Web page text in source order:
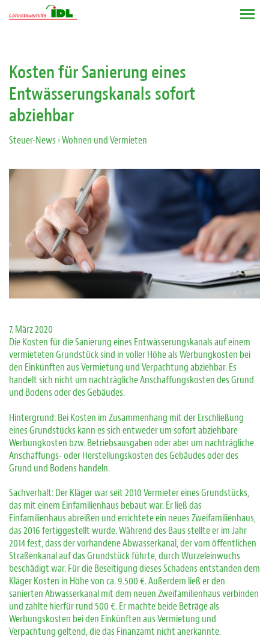
Kosten für Sanierung eines
Entwässerungskanals sofort
abziehbar
Steuer-News › Wohnen und Vermieten
7. März 2020
Die Kosten für die Sanierung eines Entwässerungskanals auf einem
vermieteten Grundstück sind in voller Höhe als Werbungkosten bei
den Einkünften aus Vermietung und Verpachtung abziehbar. Es
handelt sich nicht um nachträgliche Anschaffungskosten des Grund
und Bodens oder des Gebäudes.
Hintergrund: Bei Kosten im Zusammenhang mit der Erschließung
eines Grundstücks kann es sich entweder um sofort abziehbare
Werbungkosten bzw. Betriebsausgaben oder aber um nachträgliche
Anschaffungs- oder Herstellungskosten des Gebäudes oder des
Grund und Bodens handeln.
Sachverhalt: Der Kläger war seit 2010 Vermieter eines Grundstücks,
das mit einem Einfamilienhaus bebaut war. Er ließ das
Einfamilienhaus abreißen und errichtete ein neues Zweifamilienhaus,
das 2016 fertiggestellt wurde. Während des Baus stellte er im Jahr
2014 fest, dass der vorhandene Abwasserkanal, der vom öffentlichen
Straßenkanal auf das Grundstück führte, durch Wurzeleinwuchs
beschädigt war. Für die Beseitigung dieses Schadens entstanden dem
Kläger Kosten in Höhe von ca. 9.500 €. Außerdem ließ er den
sanierten Abwasserkanal mit dem neuen Zweifamilienhaus verbinden
und zahlte hierfür rund 500 €. Er machte beide Beträge als
Werbungskosten bei den Einkünften aus Vermietung und
Verpachtung geltend, die das Finanzamt nicht anerkannte.